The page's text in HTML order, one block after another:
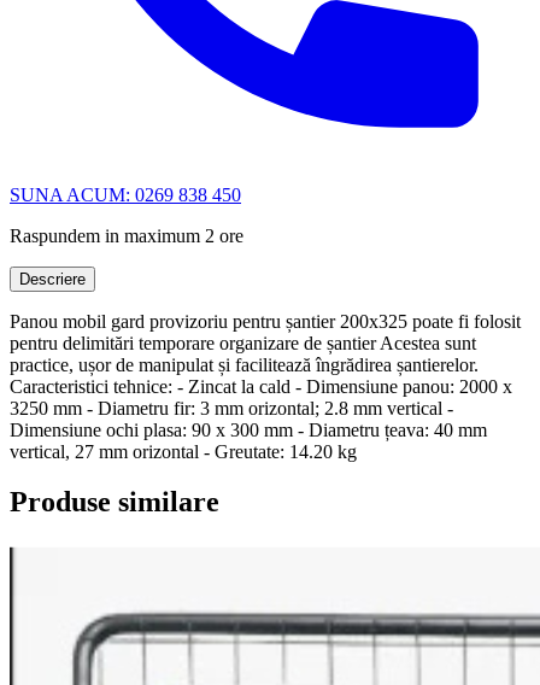
SUNA ACUM: 0269 838 450
Raspundem in maximum 2 ore
Descriere
Panou mobil gard provizoriu pentru șantier 200x325 poate fi folosit
pentru delimitări temporare organizare de șantier Acestea sunt
practice, ușor de manipulat și facilitează îngrădirea șantierelor.
Caracteristici tehnice: - Zincat la cald - Dimensiune panou: 2000 x
3250 mm - Diametru fir: 3 mm orizontal; 2.8 mm vertical -
Dimensiune ochi plasa: 90 x 300 mm - Diametru țeava: 40 mm
vertical, 27 mm orizontal - Greutate: 14.20 kg
Produse similare